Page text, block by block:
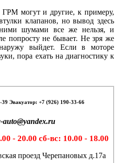
ГРМ могут и другие, к примеру,
клапанов, но вывод здесь
шумами все же нельзя, и
попросту не бывает. Не зря же
выйдет. Если в моторе
пора ехать на диагностику к
39 Эвакуатор: +7 (926) 190-33-66
auto@yandex.ru
- 20.00 сб-вс: 10.00 - 18.00
проезд Черепановых д.17а